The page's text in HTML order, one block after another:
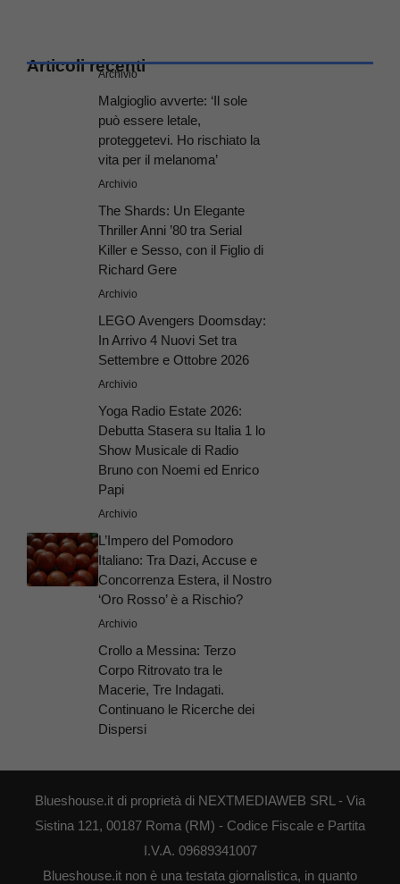
Articoli recenti
Archivio
Malgioglio avverte: ‘Il sole
può essere letale,
proteggetevi. Ho rischiato la
vita per il melanoma’
Archivio
The Shards: Un Elegante
Thriller Anni ’80 tra Serial
Killer e Sesso, con il Figlio di
Richard Gere
Archivio
LEGO Avengers Doomsday:
In Arrivo 4 Nuovi Set tra
Settembre e Ottobre 2026
Archivio
Yoga Radio Estate 2026:
Debutta Stasera su Italia 1 lo
Show Musicale di Radio
Bruno con Noemi ed Enrico
Papi
Archivio
L’Impero del Pomodoro
Italiano: Tra Dazi, Accuse e
Concorrenza Estera, il Nostro
‘Oro Rosso’ è a Rischio?
Archivio
Crollo a Messina: Terzo
Corpo Ritrovato tra le
Macerie, Tre Indagati.
Continuano le Ricerche dei
Dispersi
Blueshouse.it di proprietà di NEXTMEDIAWEB SRL - Via
Sistina 121, 00187 Roma (RM) - Codice Fiscale e Partita
I.V.A. 09689341007
Blueshouse.it non è una testata giornalistica, in quanto